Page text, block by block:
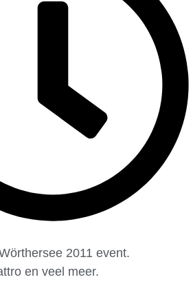
2011 event.
en veel meer.